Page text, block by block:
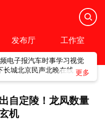
发布厅 工作室
电子报汽车时事学习视觉
长城北京民声北晚在线
自定陵！龙凤数量
机